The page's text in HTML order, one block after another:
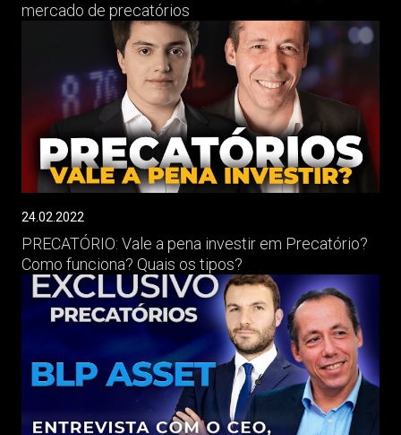
mercado de precatórios
24.02.2022
PRECATÓRIO: Vale a pena investir em Precatório?
Como funciona? Quais os tipos?